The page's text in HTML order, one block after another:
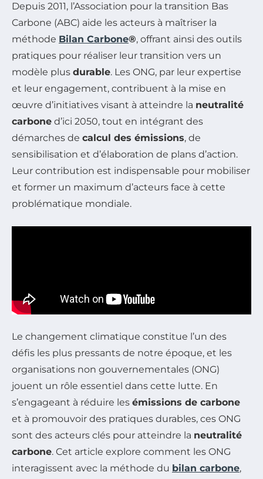
Depuis 2011, l’Association pour la transition Bas
Carbone (ABC) aide les acteurs à maîtriser la
méthode Bilan Carbone®, offrant ainsi des outils
pratiques pour réaliser leur transition vers un
modèle plus durable. Les ONG, par leur expertise
et leur engagement, contribuent à la mise en
œuvre d’initiatives visant à atteindre la neutralité
carbone d’ici 2050, tout en intégrant des
démarches de calcul des émissions, de
sensibilisation et d’élaboration de plans d’action.
Leur contribution est indispensable pour mobiliser
et former un maximum d’acteurs face à cette
problématique mondiale.
Le changement climatique constitue l’un des
défis les plus pressants de notre époque, et les
organisations non gouvernementales (ONG)
jouent un rôle essentiel dans cette lutte. En
s’engageant à réduire les émissions de carbone
et à promouvoir des pratiques durables, ces ONG
sont des acteurs clés pour atteindre la neutralité
carbone. Cet article explore comment les ONG
interagissent avec la méthode du bilan carbone,